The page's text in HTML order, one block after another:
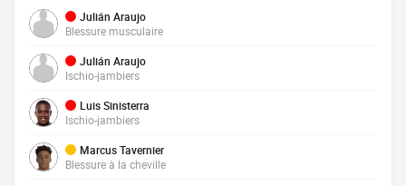
Julián Araujo
Blessure musculaire
Julián Araujo
Ischio-jambiers
Luis Sinisterra
Ischio-jambiers
Marcus Tavernier
Blessure à la cheville